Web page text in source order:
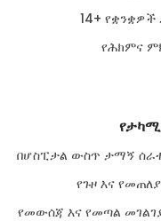
14+ የቋንቋዎች
የሕክምና
የታካሚ
በሆስፒታል ውስጥ ታማኝ
የጉዞ እና
የመውሰጃ እና የመጣል